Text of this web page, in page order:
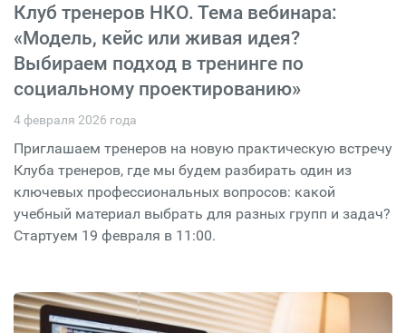
Клуб тренеров НКО. Тема вебинара:
«Модель, кейс или живая идея?
Выбираем подход в тренинге по
социальному проектированию»
4 февраля 2026 года
Приглашаем тренеров на новую практическую встречу
Клуба тренеров, где мы будем разбирать один из
ключевых профессиональных вопросов: какой
учебный материал выбрать для разных групп и задач?
Стартуем 19 февраля в 11:00.